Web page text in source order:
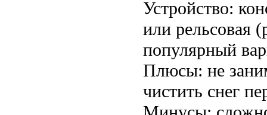
Устройство:
или рельсовая
популярный
Плюсы: не
чистить снег